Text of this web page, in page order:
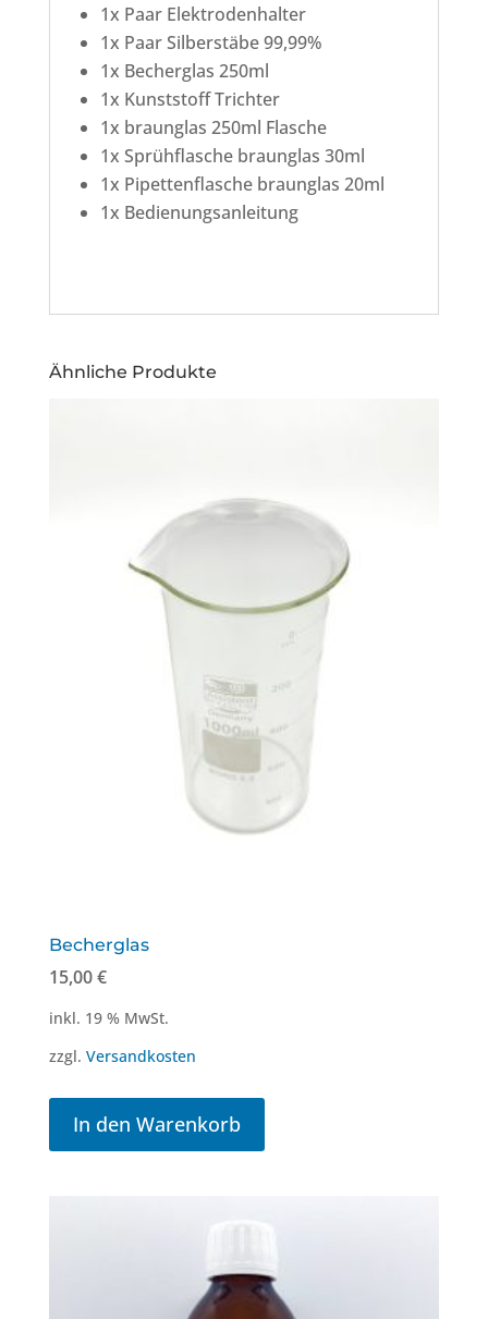
1x Paar Elektrodenhalter
1x Paar Silberstäbe 99,99%
1x Becherglas 250ml
1x Kunststoff Trichter
1x braunglas 250ml Flasche
1x Sprühflasche braunglas 30ml
1x Pipettenflasche braunglas 20ml
1x Bedienungsanleitung
Ähnliche Produkte
Becherglas
15,00€
inkl. 19 % MwSt.
zzgl. Versandkosten
In den Warenkorb